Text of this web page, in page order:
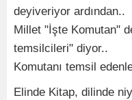
deyiveriyor ardından..
Millet "İşte Komutan"
temsilcileri" diyor..
Komutanı temsil
Elinde Kitap, dilinde